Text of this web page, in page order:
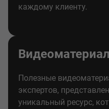
каждому клиенту.
Полезные
экспертов,
уникальный ресурс,